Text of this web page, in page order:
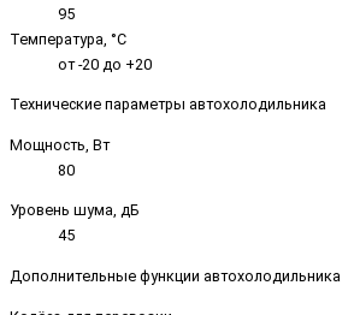
95
Температура, °C
от -20 до +20
Технические параметры автохолодильника
Мощность, Вт
80
Уровень шума, дБ
45
Дополнительные функции автохолодильника